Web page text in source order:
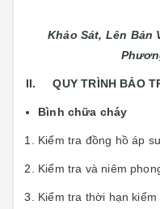
Khảo Sát, Lên Bản
II. QUY TRÌNH BẢO
Bình chữa cháy
Kiểm tra đồng hồ áp
Kiểm tra và niêm
Kiểm tra thời hạn kiểm